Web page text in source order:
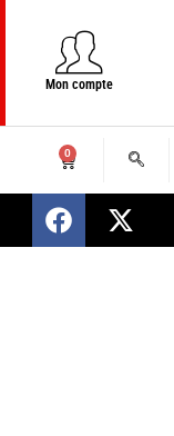
Mon compte
0
d’un nouveau